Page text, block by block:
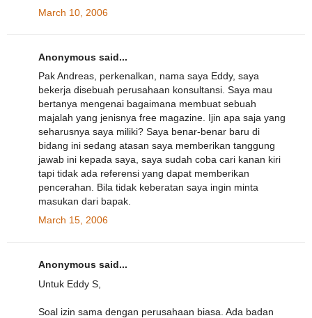
March 10, 2006
Anonymous said...
Pak Andreas, perkenalkan, nama saya Eddy, saya
bekerja disebuah perusahaan konsultansi. Saya mau
bertanya mengenai bagaimana membuat sebuah
majalah yang jenisnya free magazine. Ijin apa saja yang
seharusnya saya miliki? Saya benar-benar baru di
bidang ini sedang atasan saya memberikan tanggung
jawab ini kepada saya, saya sudah coba cari kanan kiri
tapi tidak ada referensi yang dapat memberikan
pencerahan. Bila tidak keberatan saya ingin minta
masukan dari bapak.
March 15, 2006
Anonymous said...
Untuk Eddy S,
Soal izin sama dengan perusahaan biasa. Ada badan